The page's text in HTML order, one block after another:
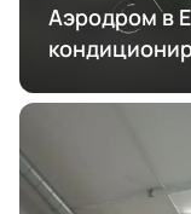
Аэродром в